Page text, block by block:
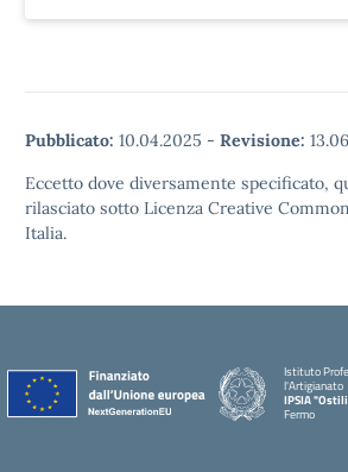
Pubblicato: 10.04.2025 - Revisione:
Eccetto dove diversamente specificato,
rilasciato sotto Licenza Creative
Italia.
Istituto
l'Artigianato
IPSIA
Fermo